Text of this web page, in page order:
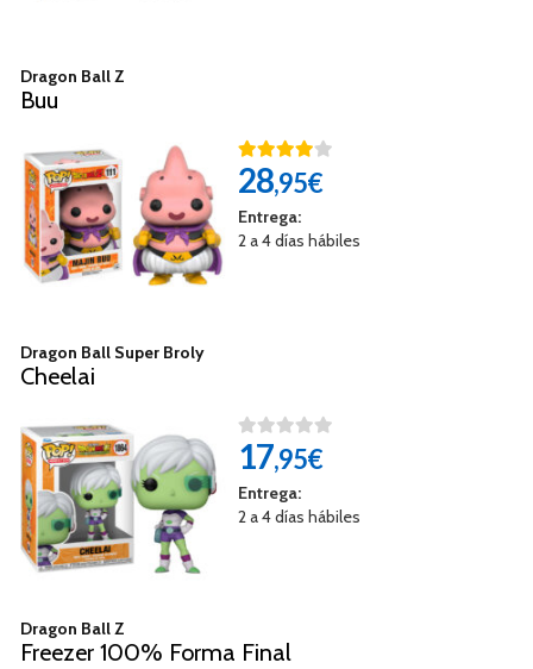
Dragon Ball Z
Buu
28,95€
Entrega:
2 a 4 días hábiles
Dragon Ball Super Broly
Cheelai
17,95€
Entrega:
2 a 4 días hábiles
Dragon Ball Z
Freezer 100% Forma Final